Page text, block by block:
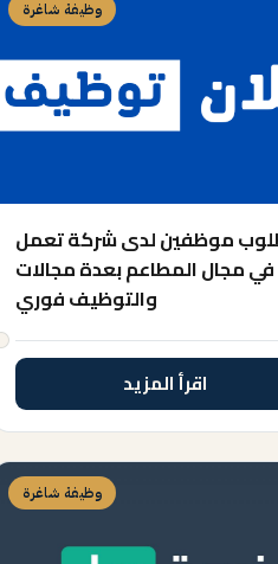
وظيفة شاغرة
موظفين لدى شركة تعمل
في مجال المطاعم بعدة مجالات
والتوظيف فوري
اقرأ المزيد
وظيفة شاغرة